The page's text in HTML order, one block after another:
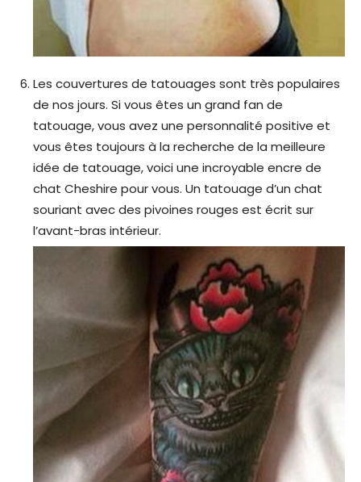
Les couvertures de tatouages ​​sont très populaires
de nos jours. Si vous êtes un grand fan de
tatouage, vous avez une personnalité positive et
vous êtes toujours à la recherche de la meilleure
idée de tatouage, voici une incroyable encre de
chat Cheshire pour vous. Un tatouage d’un chat
souriant avec des pivoines rouges est écrit sur
l’avant-bras intérieur.